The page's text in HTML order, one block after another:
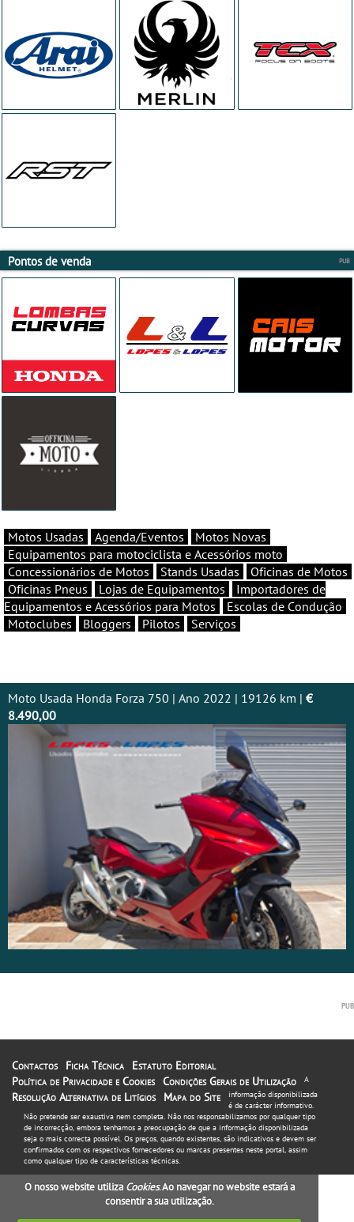
Pontos de venda
Motos Usadas Agenda/Eventos
Motos Novas
Equipamentos para motociclista e Acessórios moto
Concessionários de Motos
Stands Usadas
Oficinas de Motos
Oficinas Pneus
Lojas de Equipamentos
Importadores de
Equipamentos e Acessórios para Motos
Escolas de Condução
Motoclubes
Bloggers Pilotos Serviços
Moto Usada Honda Forza 750 | Ano 2022 | 19126 km | €
8.490,00
Contactos Ficha Técnica
Estatuto Editorial
Política de Privacidade e Cookies Condições Gerais de Utilização
Resolução Alternativa de Litígios
Mapa do Site
A
informação disponibilizada
é de carácter informativo.
Não pretende ser exaustiva nem completa. Não nos responsabilizamos por qualquer tipo
de incorrecção, embora tenhamos a preocupação de que a informação disponibilizada
seja o mais correcta possível. Os preços, quando existentes, são indicativos e devem ser
confirmados com os respectivos fornecedores ou marcas presentes neste portal, assim
como qualquer tipo de características técnicas.
O nosso website utiliza Cookies. Ao navegar no website estará a
consentir a sua utilização.